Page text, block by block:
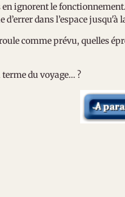
ignorent le
d’errer dans l’espace
comme prévu, quelles
du voyage… ?